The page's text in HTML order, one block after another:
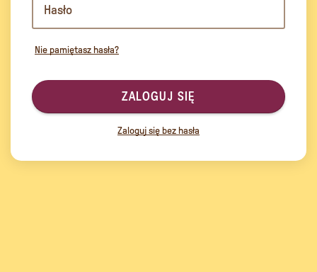
Nie pamiętasz hasła?
ZALOGUJ SIĘ
Zaloguj się bez hasła